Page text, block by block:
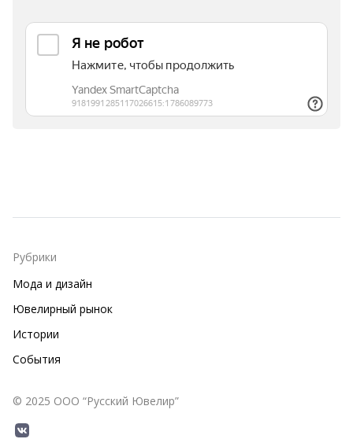
© 2025 ООО “Русский Ювелир”
Рубрики
Мода и дизайн
Ювелирный рынок
Истории
События